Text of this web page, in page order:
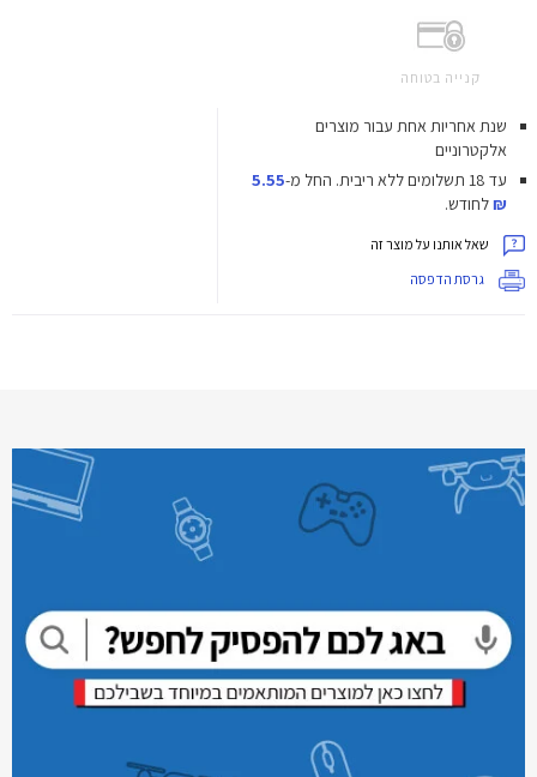
קנייה בטוחה
שנת אחריות אחת עבור מוצרים
אלקטרוניים
עד 18 תשלומים ללא ריבית.
החל מ-5.55
₪לחודש.
שאל אותנו על מוצר זה
גרסת הדפסה